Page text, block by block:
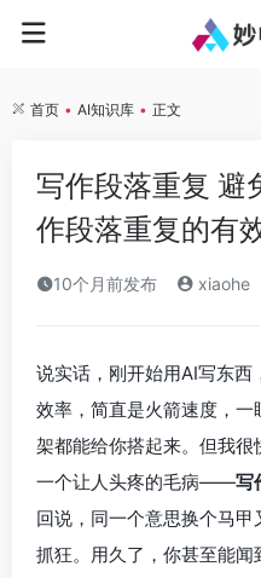
首页 • AI知识库 • 正文
写作段落重复 避
作段落重复的有
10个月前发布 xiaohe
说实话，刚开始用AI写东西
效率，简直是火箭速度，
架都能给你搭起来。但我很
一个让人头疼的毛病——写
回说，同一个意思换个马
抓狂。用久了，你甚至能闻